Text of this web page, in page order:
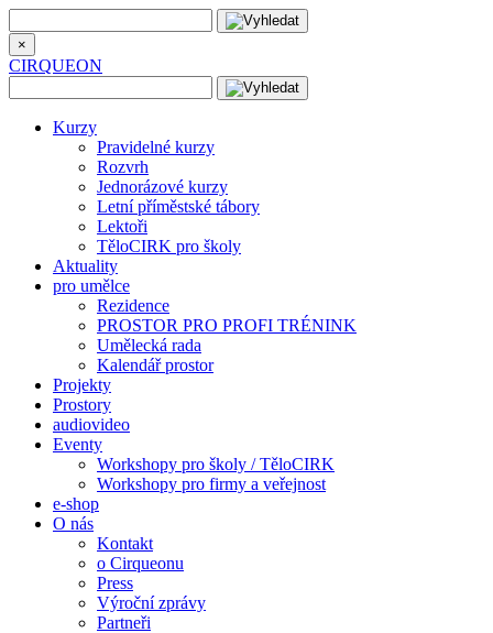
×
CIRQUEON
Kurzy
Pravidelné kurzy
Rozvrh
Jednorázové kurzy
Letní příměstské tábory
Lektoři
TěloCIRK pro školy
Aktuality
pro umělce
Rezidence
PROSTOR PRO PROFI TRÉNINK
Umělecká rada
Kalendář prostor
Projekty
Prostory
audiovideo
Eventy
Workshopy pro školy / TěloCIRK
Workshopy pro firmy a veřejnost
e-shop
O nás
Kontakt
o Cirqueonu
Press
Výroční zprávy
Partneři